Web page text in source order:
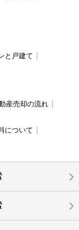
と戸建て
産売却の流れ
について